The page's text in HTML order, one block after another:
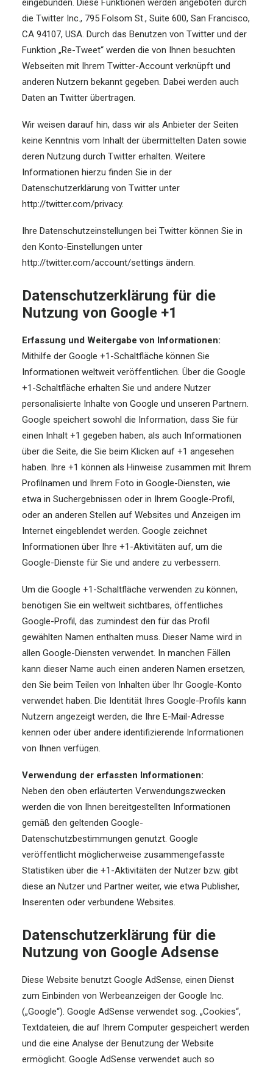
eingebunden. Diese Funktionen werden angeboten durch
die Twitter Inc., 795 Folsom St., Suite 600, San Francisco,
CA 94107, USA. Durch das Benutzen von Twitter und der
Funktion „Re-Tweet“ werden die von Ihnen besuchten
Webseiten mit Ihrem Twitter-Account verknüpft und
anderen Nutzern bekannt gegeben. Dabei werden auch
Daten an Twitter übertragen.
Wir weisen darauf hin, dass wir als Anbieter der Seiten
keine Kenntnis vom Inhalt der übermittelten Daten sowie
deren Nutzung durch Twitter erhalten. Weitere
Informationen hierzu finden Sie in der
Datenschutzerklärung von Twitter unter
http://twitter.com/privacy.
Ihre Datenschutzeinstellungen bei Twitter können Sie in
den Konto-Einstellungen unter
http://twitter.com/account/settings ändern.
Datenschutzerklärung für die
Nutzung von Google +1
Erfassung und Weitergabe von Informationen:
Mithilfe der Google +1-Schaltfläche können Sie
Informationen weltweit veröffentlichen. Über die Google
+1-Schaltfläche erhalten Sie und andere Nutzer
personalisierte Inhalte von Google und unseren Partnern.
Google speichert sowohl die Information, dass Sie für
einen Inhalt +1 gegeben haben, als auch Informationen
über die Seite, die Sie beim Klicken auf +1 angesehen
haben. Ihre +1 können als Hinweise zusammen mit Ihrem
Profilnamen und Ihrem Foto in Google-Diensten, wie
etwa in Suchergebnissen oder in Ihrem Google-Profil,
oder an anderen Stellen auf Websites und Anzeigen im
Internet eingeblendet werden. Google zeichnet
Informationen über Ihre +1-Aktivitäten auf, um die
Google-Dienste für Sie und andere zu verbessern.
Um die Google +1-Schaltfläche verwenden zu können,
benötigen Sie ein weltweit sichtbares, öffentliches
Google-Profil, das zumindest den für das Profil
gewählten Namen enthalten muss. Dieser Name wird in
allen Google-Diensten verwendet. In manchen Fällen
kann dieser Name auch einen anderen Namen ersetzen,
den Sie beim Teilen von Inhalten über Ihr Google-Konto
verwendet haben. Die Identität Ihres Google-Profils kann
Nutzern angezeigt werden, die Ihre E-Mail-Adresse
kennen oder über andere identifizierende Informationen
von Ihnen verfügen.
Verwendung der erfassten Informationen:
Neben den oben erläuterten Verwendungszwecken
werden die von Ihnen bereitgestellten Informationen
gemäß den geltenden Google-
Datenschutzbestimmungen genutzt. Google
veröffentlicht möglicherweise zusammengefasste
Statistiken über die +1-Aktivitäten der Nutzer bzw. gibt
diese an Nutzer und Partner weiter, wie etwa Publisher,
Inserenten oder verbundene Websites.
Datenschutzerklärung für die
Nutzung von Google Adsense
Diese Website benutzt Google AdSense, einen Dienst
zum Einbinden von Werbeanzeigen der Google Inc.
(„Google“). Google AdSense verwendet sog. „Cookies“,
Textdateien, die auf Ihrem Computer gespeichert werden
und die eine Analyse der Benutzung der Website
ermöglicht. Google AdSense verwendet auch so